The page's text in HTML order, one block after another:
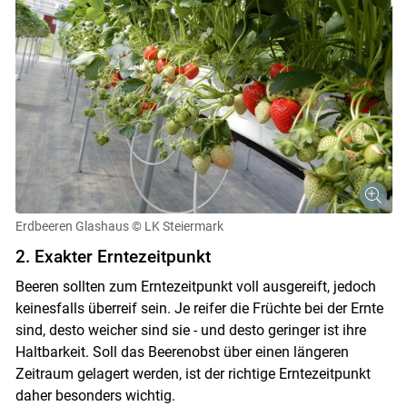
Erdbeeren Glashaus © LK Steiermark
2. Exakter Erntezeitpunkt
Beeren sollten zum Erntezeitpunkt voll ausgereift, jedoch
keinesfalls überreif sein. Je reifer die Früchte bei der Ernte
sind, desto weicher sind sie - und desto geringer ist ihre
Haltbarkeit. Soll das Beerenobst über einen längeren
Zeitraum gelagert werden, ist der richtige Erntezeitpunkt
daher besonders wichtig.